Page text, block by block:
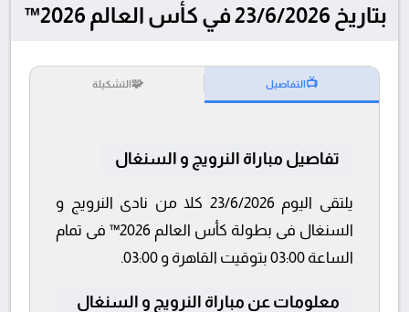
بتاريخ 23/6/2026 في كأس العالم 2026™
📺التفاصيل 🧩التشكيلة
تفاصيل مباراة النرويج و السنغال
يلتقى اليوم 23/6/2026 كلا من نادى النرويج و
السنغال فى بطولة كأس العالم 2026™ فى تمام
الساعة 03:00 بتوقيت القاهرة و 03:00.
معلومات عن مباراة النرويج و السنغال